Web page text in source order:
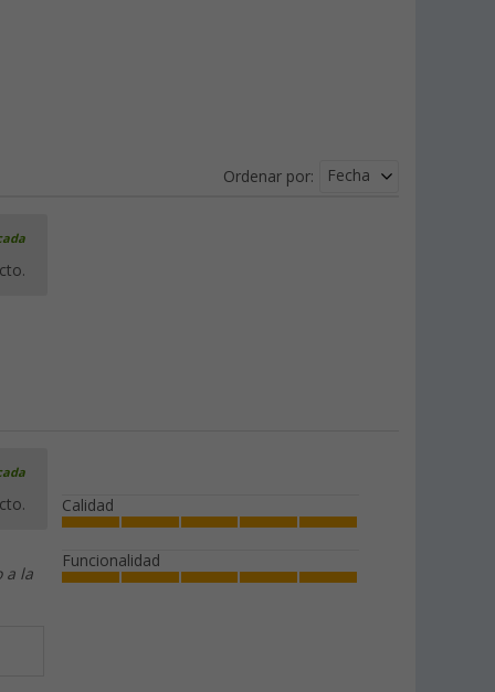
Ordenar por: Fecha
a la
Calidad
Funcionalidad